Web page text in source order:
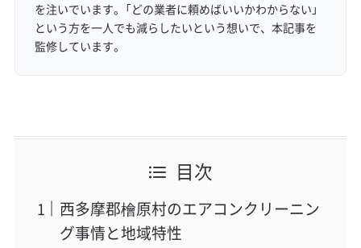
を注いでいます。「どの業者に頼めばいいかわからない」
という方を一人でも減らしたいという想いで、本記事を
監修しています。
目次
西多摩郡檜原村のエアコンクリーニン
グ事情と地域特性